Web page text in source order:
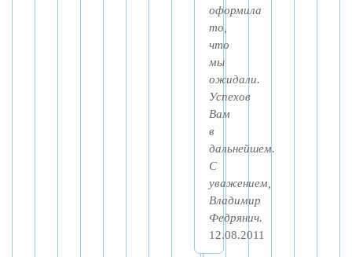
оформила
то,
что
мы
ожидали.
Успехов
Вам
в
дальнейшем.
С
уважением,
Владимир
Федрянич.
12.08.2011